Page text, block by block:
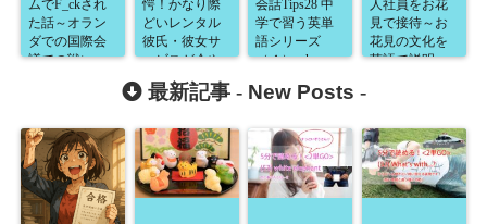
ムでF_ckされ
た話～オラン
ダでの国際会
議での戦い
愕！かなり際
どいレンタル
彼氏・彼女サ
ービスが今や
世界中に広が
っている件】
会話Tips28 中
学で習う英単
語シリーズ
（４）ask～
外にも色々な
よ～】
人社員をお花
見で接待～お
花見の文化を
英語で説明
最新記事 - New Posts -